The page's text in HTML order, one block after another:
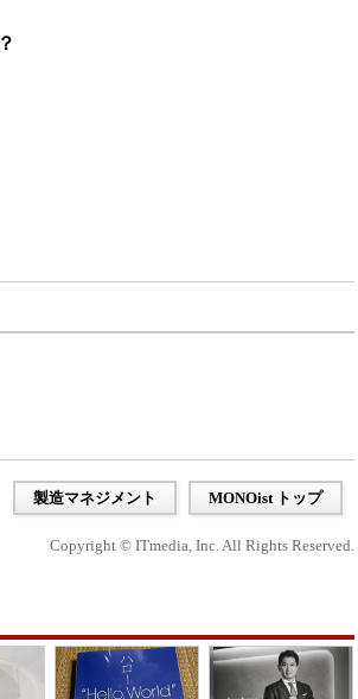
製造マネジメント MONOist トップ
Copyright © ITmedia, Inc. All Rights Reserved.